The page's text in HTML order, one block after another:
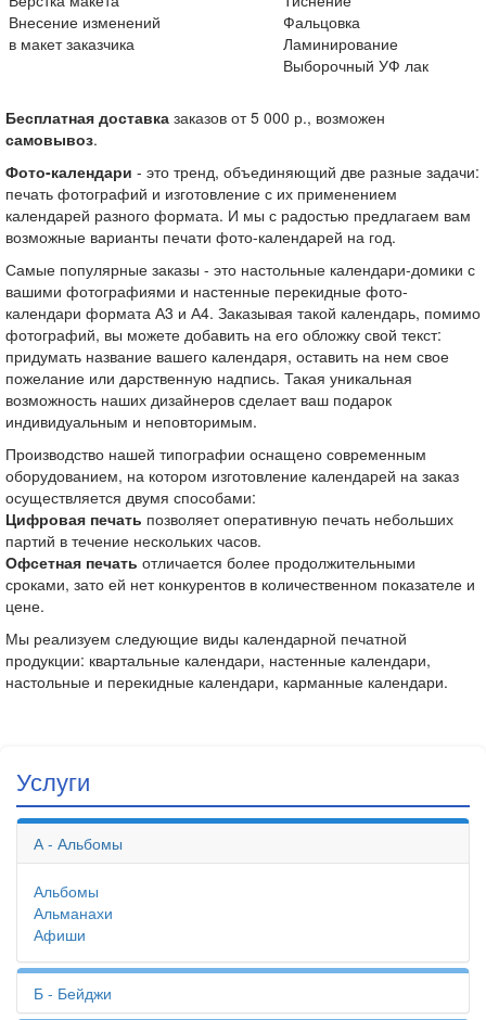
Внесение изменений
в макет заказчика
Фальцовка
Ламинирование
Выборочный УФ лак
Бесплатная доставка заказов от 5 000 р., возможен
самовывоз.
Фото-календари - это тренд, объединяющий две разные задачи:
печать фотографий и изготовление с их применением
календарей разного формата. И мы с радостью предлагаем вам
возможные варианты печати фото-календарей на год.
Самые популярные заказы - это настольные календари-домики с
вашими фотографиями и настенные перекидные фото-
календари формата А3 и А4. Заказывая такой календарь, помимо
фотографий, вы можете добавить на его обложку свой текст:
придумать название вашего календаря, оставить на нем свое
пожелание или дарственную надпись. Такая уникальная
возможность наших дизайнеров сделает ваш подарок
индивидуальным и неповторимым.
Производство нашей типографии оснащено современным
оборудованием, на котором изготовление календарей на заказ
осуществляется двумя способами:
Цифровая печать позволяет оперативную печать небольших
партий в течение нескольких часов.
Офсетная печать отличается более продолжительными
сроками, зато ей нет конкурентов в количественном показателе и
цене.
Мы реализуем следующие виды календарной печатной
продукции: квартальные календари, настенные календари,
настольные и перекидные календари, карманные календари.
Услуги
А - Альбомы
Альбомы
Альманахи
Афиши
Б - Бейджи